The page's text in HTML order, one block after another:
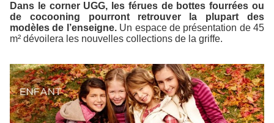
Dans le corner UGG, les férues de bottes fourrées ou
de cocooning pourront retrouver la plupart des
modèles de l’enseigne.Un espace de présentation de 45
m² dévoilera les nouvelles collections de la griffe.